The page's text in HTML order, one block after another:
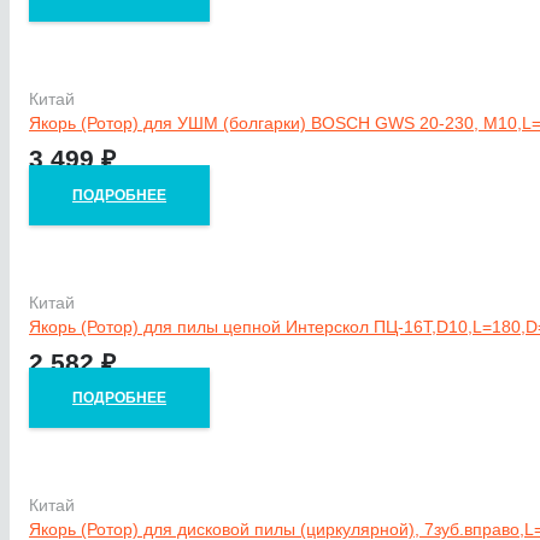
Китай
Якорь (Ротор) для УШМ (болгарки) BOSCH GWS 20-230,
3 499₽
ПОДРОБНЕЕ
Китай
Якорь (Ротор) для пилы цепной Интерскол ПЦ-
2 582₽
ПОДРОБНЕЕ
Китай
Якорь (Ротор) для дисковой пилы (циркулярной),